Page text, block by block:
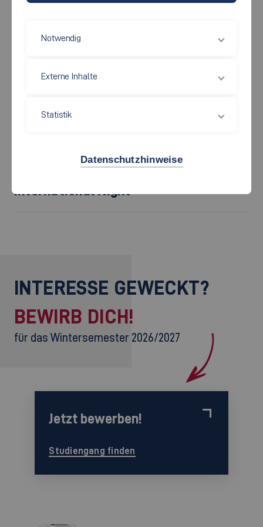
International Night
INTERESSE GEWECKT?
BEWIRB DICH!
für das Wintersemester 2026/2027
Jetzt bewerben!
Studiengang finden
Notwendig
Externe Inhalte
Statistik
Datenschutzhinweise